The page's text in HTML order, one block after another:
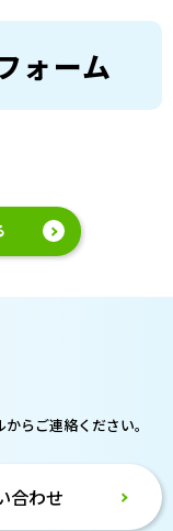
ォーム
らご連絡ください。
合わせ